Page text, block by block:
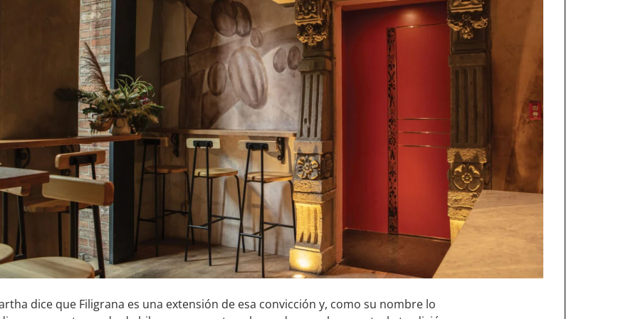
dice que Filigrana es una extensión de esa convicción y, como su nombre lo